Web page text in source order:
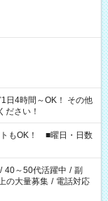
間～OK！ その他
ださい！
もOK！ ■曜日・日数
/ 40～50代活躍中 / 副
の大量募集 / 電話対応